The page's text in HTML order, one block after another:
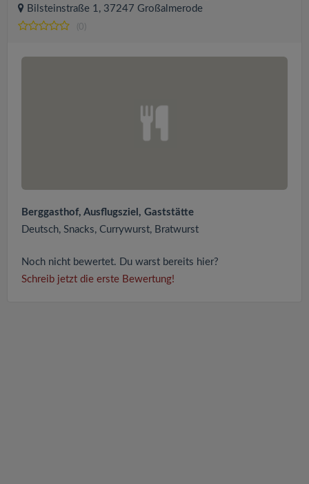
Bilsteinstraße 1, 37247 Großalmerode
(0)
Berggasthof, Ausflugsziel, Gaststätte
Deutsch, Snacks, Currywurst, Bratwurst
Noch nicht bewertet. Du warst bereits hier?
Schreib jetzt die erste Bewertung!